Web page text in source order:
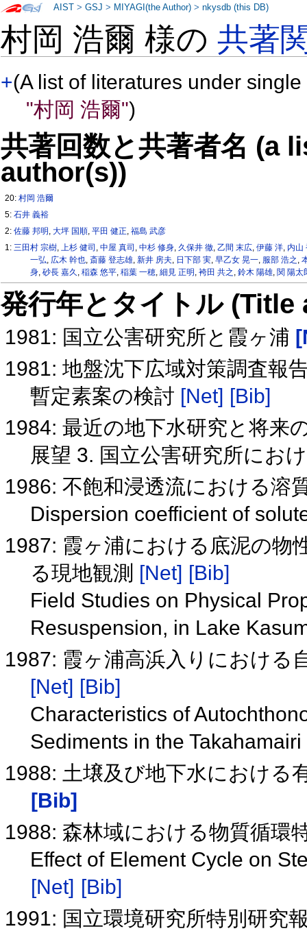
村岡 浩爾 様の共著
+(A list of literatures under
"村岡 浩爾")
共著回数と共著者名 (a
author(s))
20:村岡 浩爾
5:石井 義裕
2:佐藤 邦明 ,大坪 国順,平田 健正,福島 武彦
1:三田村 宗樹,上杉 健司 ,中屋 真司 ,中杉 修身, 久保井 徹,乙間 末広,伊藤 洋, 内山
一弘, 広木 幹也, 斎藤 登志雄, 新井 房夫, 日下部 実, 早乙女 晃一, 服部 浩之 ,
身, 砂長 嘉久 , 稲森 悠平, 稲葉 一穂, 細見 正明 , 袴田 共之 , 鈴木 陽雄, 関 陽太
発行年とタイトル
1981: 国立公害研究所と霞ヶ浦
1981: 地盤沈下広域対策調査報
暫定素案の検討 [Net] [Bib]
1984: 最近の地下水研究と将来
展望 3. 国立公害研究所にお
1986: 不飽和浸透流における溶
Dispersion coefficient of
1987: 霞ヶ浦における底泥の物
る現地観測 [Net] [Bib]
Field Studies on Physical
Resuspension, in Lake
1987: 霞ヶ浦高浜入りにおける
[Net] [Bib]
Characteristics of
Sediments in the
1988: 土壌及び地下水における
[Bib]
1988: 森林域における物質循環
Effect of Element Cycle on
[Net] [Bib]
1991: 国立環境研究所特別研究
AIST >GSJ > MIYAGI(the Author) >nkysdb (this DB)